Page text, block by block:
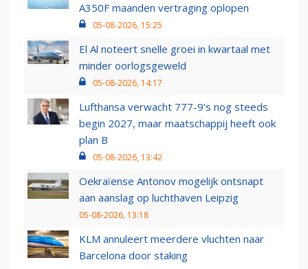
A350F maanden vertraging oplopen
05-08-2026, 15:25
El Al noteert snelle groei in kwartaal met
minder oorlogsgeweld
05-08-2026, 14:17
Lufthansa verwacht 777-9’s nog steeds
begin 2027, maar maatschappij heeft ook
plan B
05-08-2026, 13:42
Oekraïense Antonov mogelijk ontsnapt
aan aanslag op luchthaven Leipzig
05-08-2026, 13:18
KLM annuleert meerdere vluchten naar
Barcelona door staking